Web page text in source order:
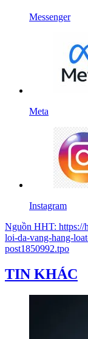
Messenger
Meta
Instagram
Nguồn HHT: https://
loi-da-vang-hang-
post1850992.tpo
TIN KHÁC